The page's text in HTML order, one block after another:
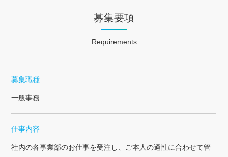
障がい者採用ENTRY
募集要項
Requirements
募集職種
一般事務
仕事内容
社内の各事業部のお仕事を受注し、ご本人の適性に合わせて管